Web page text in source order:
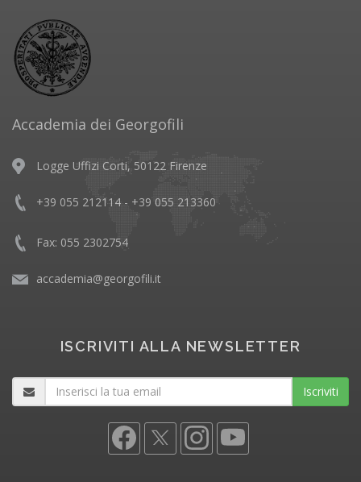
Accademia dei Georgofili
Logge Uffizi Corti, 50122 Firenze
+39 055 212114 - +39 055 213360
Fax: 055 2302754
accademia@georgofili.it
ISCRIVITI ALLA NEWSLETTER
Iscriviti